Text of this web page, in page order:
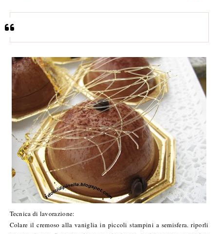
Tecnica di lavorazione:
Colare il cremoso alla vaniglia in piccoli stampini a semisfera. riporli